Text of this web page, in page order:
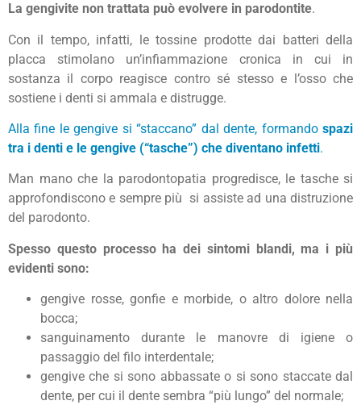
La gengivite non trattata può evolvere in parodontite.
Con il tempo, infatti, le tossine prodotte dai batteri della
placca stimolano un’infiammazione cronica in cui in
sostanza il corpo reagisce contro sé stesso e l’osso che
sostiene i denti si ammala e distrugge.
Alla fine le gengive si “staccano” dal dente, formando spazi
tra i denti e le gengive (“tasche”) che diventano infetti.
Man mano che la parodontopatia progredisce, le tasche si
approfondiscono e sempre più si assiste ad una distruzione
del parodonto.
Spesso questo processo ha dei sintomi blandi, ma i più
evidenti sono:
gengive rosse, gonfie e morbide, o altro dolore nella
bocca;
sanguinamento durante le manovre di igiene o
passaggio del filo interdentale;
gengive che si sono abbassate o si sono staccate dal
dente, per cui il dente sembra “più lungo” del normale;